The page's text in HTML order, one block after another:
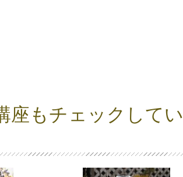
座もチェックしてい